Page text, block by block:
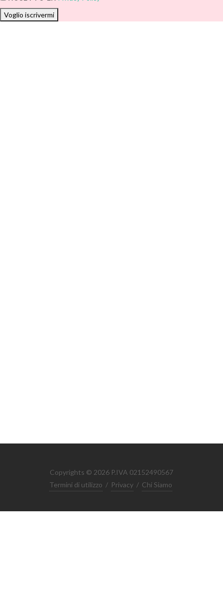
Voglio iscrivermi
Copyrights © 2026 P.IVA 02152490567
Termini di utilizzo / Privacy / Chi Siamo